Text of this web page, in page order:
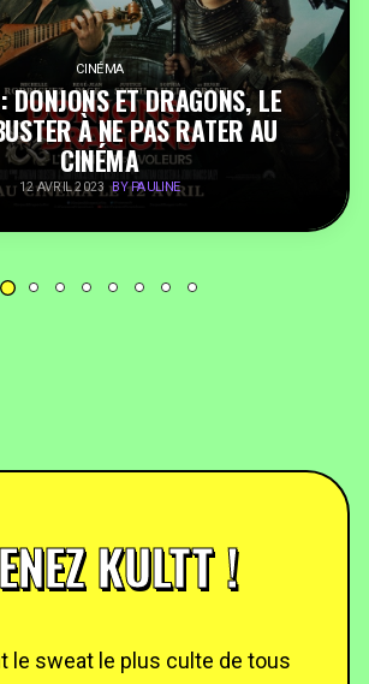
CINÉMA
DONJONS ET DRAGONS, LE
À NE PAS RATER AU
CINÉMA
12 AVRIL 2023 BY PAULINE
KULTT !
le sweat le plus culte de tous